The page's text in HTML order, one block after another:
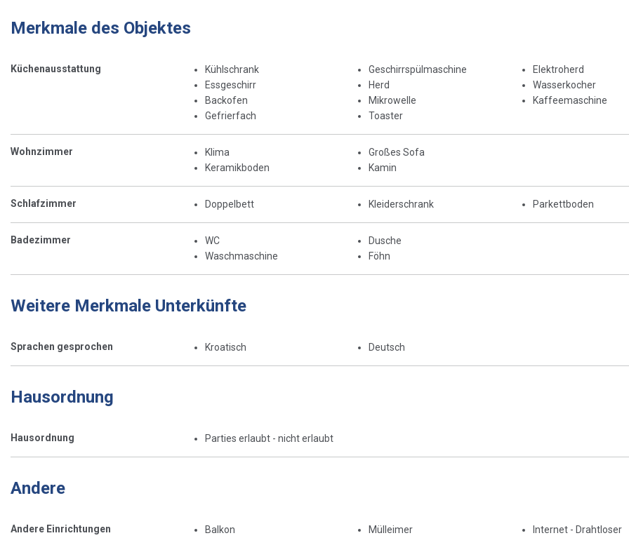
Merkmale des Objektes
Küchenausstattung
Kühlschrank
Essgeschirr
Backofen
Gefrierfach
Geschirrspülmaschine
Herd
Mikrowelle
Toaster
Elektroherd
Wasserkocher
Kaffeemaschine
Wohnzimmer
Klima
Keramikboden
Großes Sofa
Kamin
Schlafzimmer Doppelbett Kleiderschrank Parkettboden
Badezimmer
WC
Waschmaschine
Dusche
Föhn
Weitere Merkmale Unterkünfte
Sprachen gesprochen Kroatisch Deutsch
Hausordnung
Hausordnung Parties erlaubt - nicht erlaubt
Andere
Andere Einrichtungen
Balkon
Mülleimer
Internet - Drahtloser